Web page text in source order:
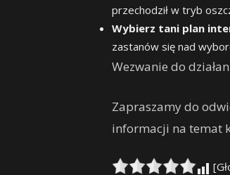
przechodził w tryb
Wybierz tani plan
zastanów się nad
Wezwanie do
Zapraszamy do
informacji na temat